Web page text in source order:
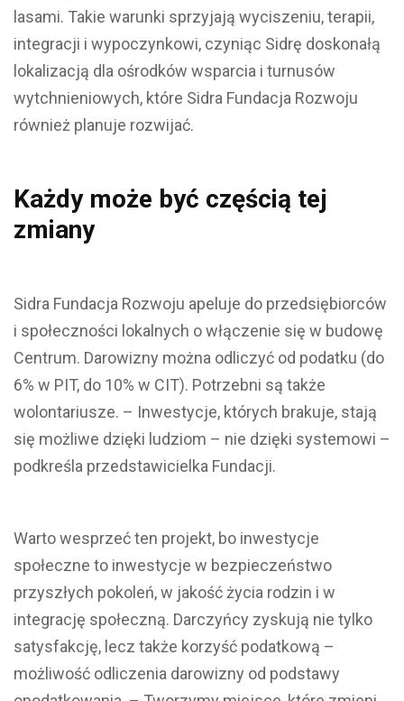
lasami. Takie warunki sprzyjają wyciszeniu, terapii,
integracji i wypoczynkowi, czyniąc Sidrę doskonałą
lokalizacją dla ośrodków wsparcia i turnusów
wytchnieniowych, które Sidra Fundacja Rozwoju
również planuje rozwijać.
Każdy może być częścią tej
zmiany
Sidra Fundacja Rozwoju apeluje do przedsiębiorców
i społeczności lokalnych o włączenie się w budowę
Centrum. Darowizny można odliczyć od podatku (do
6% w PIT, do 10% w CIT). Potrzebni są także
wolontariusze. – Inwestycje, których brakuje, stają
się możliwe dzięki ludziom – nie dzięki systemowi –
podkreśla przedstawicielka Fundacji.
Warto wesprzeć ten projekt, bo inwestycje
społeczne to inwestycje w bezpieczeństwo
przyszłych pokoleń, w jakość życia rodzin i w
integrację społeczną. Darczyńcy zyskują nie tylko
satysfakcję, lecz także korzyść podatkową –
możliwość odliczenia darowizny od podstawy